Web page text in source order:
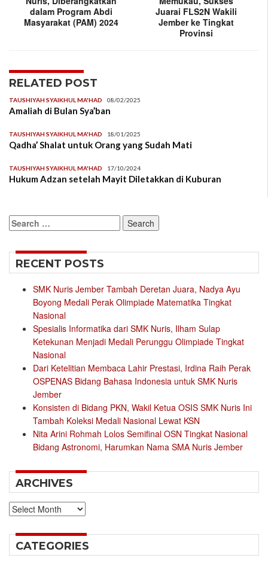
dalam Program Abdi
Masyarakat (PAM) 2024
Juarai FLS2N Wakili
Jember ke Tingkat
Provinsi
RELATED POST
TAUSHIYAH SYAIKHUL MA'HAD 08/02/2025
Amaliah di Bulan Sya’ban
TAUSHIYAH SYAIKHUL MA'HAD 18/01/2025
Qadha’ Shalat untuk Orang yang Sudah Mati
TAUSHIYAH SYAIKHUL MA'HAD 17/10/2024
Hukum Adzan setelah Mayit Diletakkan di Kuburan
Search
for:
RECENT POSTS
SMK Nuris Jember Tambah Deretan Juara, Nadya Ayu
Boyong Medali Perak Olimpiade Matematika Tingkat
Nasional
Spesialis Informatika dari SMK Nuris, Ilham Sulap
Ketekunan Menjadi Medali Perunggu Olimpiade Tingkat
Nasional
Dari Ketelitian Membaca Lahir Prestasi, Irdina Raih Perak
OSPENAS Bidang Bahasa Indonesia untuk SMK Nuris
Jember
Konsisten di Bidang PKN, Wakil Ketua OSIS SMK Nuris Ini
Tambah Koleksi Medali Nasional Lewat KSN
Nita Arini Rohmah Lolos Semifinal OSN Tingkat Nasional
Bidang Astronomi, Harumkan Nama SMA Nuris Jember
ARCHIVES
Archives
CATEGORIES